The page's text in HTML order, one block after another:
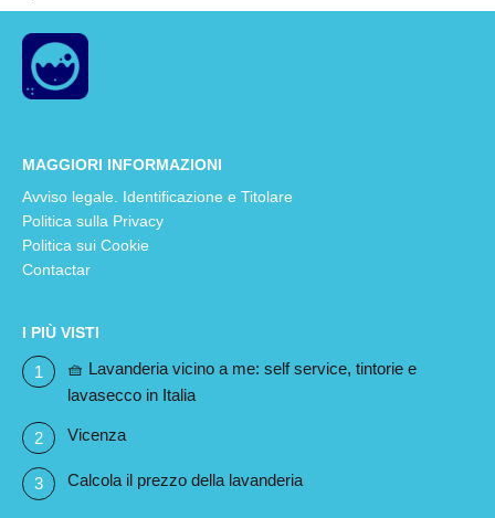
MAGGIORI INFORMAZIONI
Avviso legale. Identificazione e Titolare
Politica sulla Privacy
Politica sui Cookie
Contactar
I PIÙ VISTI
🧺 Lavanderia vicino a me: self service, tintorie e
lavasecco in Italia
Vicenza
Calcola il prezzo della lavanderia